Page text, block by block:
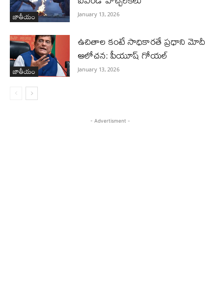
జాతీయం January 13, 2026
జాతీయం
ఉచితాల కంటే సాధికారతే ప్రధాని మోదీ
ఆలోచన: పీయూష్ గోయల్
January 13, 2026
- Advertisment -